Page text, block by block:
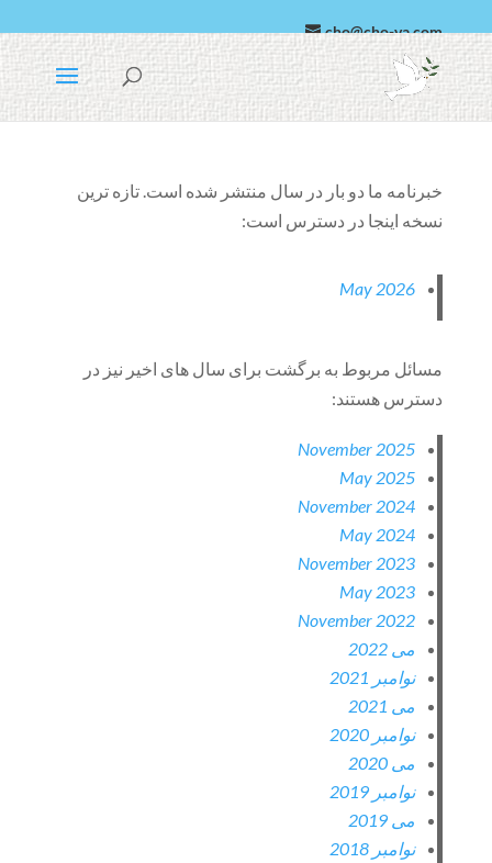
cho@cho-va.com
عربی
پارسی
خبرنامه ما دو بار در سال منتشر شده است. تازه ترین
نسخه اینجا در دسترس است:
May 2026
مسائل مربوط به برگشت برای سال های اخیر نیز در
دسترس هستند:
November 2025
May 2025
November 2024
May 2024
November 2023
May 2023
November 2022
می 2022
نوامبر 2021
می 2021
نوامبر 2020
می 2020
نوامبر 2019
می 2019
نوامبر 2018